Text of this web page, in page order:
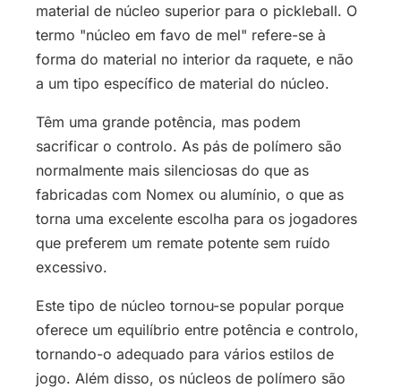
material de núcleo superior para o pickleball. O
termo "núcleo em favo de mel" refere-se à
forma do material no interior da raquete, e não
a um tipo específico de material do núcleo.
Têm uma grande potência, mas podem
sacrificar o controlo. As pás de polímero são
normalmente mais silenciosas do que as
fabricadas com Nomex ou alumínio, o que as
torna uma excelente escolha para os jogadores
que preferem um remate potente sem ruído
excessivo.
Este tipo de núcleo tornou-se popular porque
oferece um equilíbrio entre potência e controlo,
tornando-o adequado para vários estilos de
jogo. Além disso, os núcleos de polímero são